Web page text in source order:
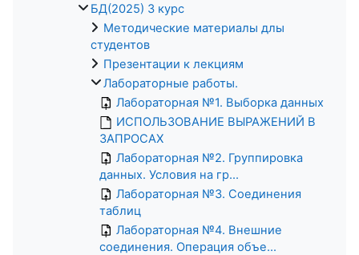
БД(2025) 3 курс
Методические материалы длы
студентов
Презентации к лекциям
Лабораторные работы.
Лабораторная №1. Выборка данных
ИСПОЛЬЗОВАНИЕ ВЫРАЖЕНИЙ В
ЗАПРОСАХ
Лабораторная №2. Группировка
данных. Условия на гр...
Лабораторная №3. Соединения
таблиц
Лабораторная №4. Внешние
соединения. Операция объе...